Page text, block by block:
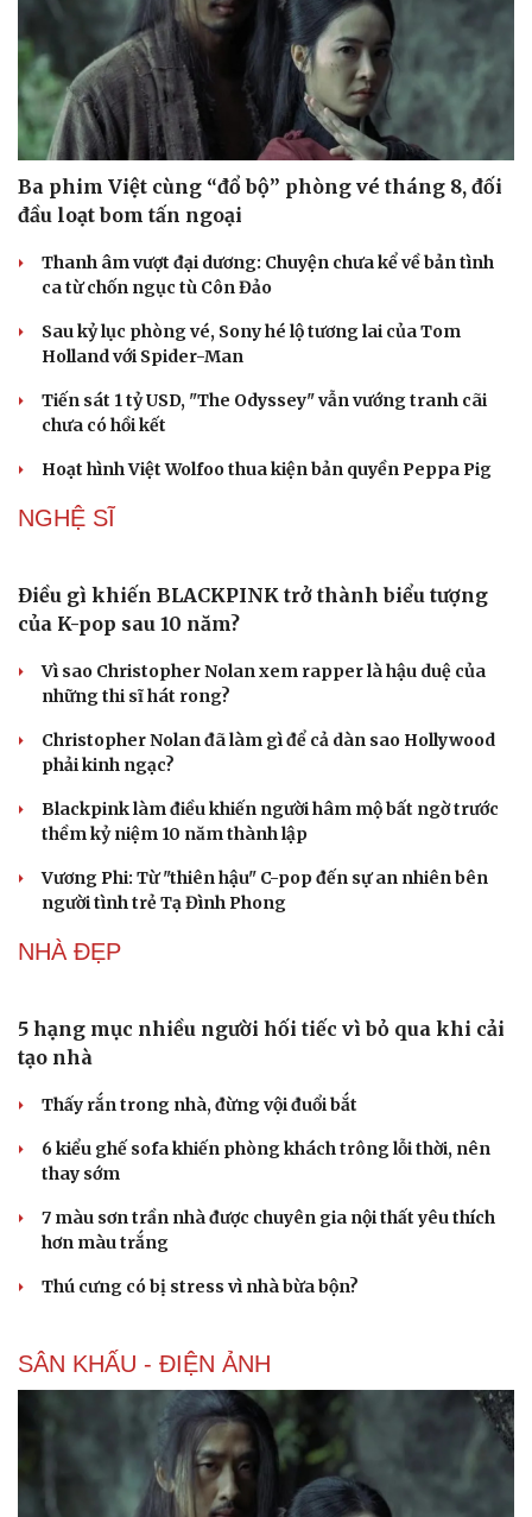
Văn hóa
Sân khấu - Điện ảnh
Văn học
Âm nhạc
Di sản
Thời trang
Podcast
Câu chuyện thời sự
Đọc truyện đêm khuya
Ba phim Việt cùng “đổ bộ” phòng vé tháng 8, đối
đầu loạt bom tấn ngoại
Thanh âm vượt đại dương: Chuyện chưa kể về bản tình
ca từ chốn ngục tù Côn Đảo
Sau kỷ lục phòng vé, Sony hé lộ tương lai của Tom
Holland với Spider-Man
Tiến sát 1 tỷ USD, "The Odyssey" vẫn vướng tranh cãi
chưa có hồi kết
Hoạt hình Việt Wolfoo thua kiện bản quyền Peppa Pig
NGHỆ SĨ
Điều gì khiến BLACKPINK trở thành biểu tượng
của K-pop sau 10 năm?
những thi sĩ hát rong?
phải kinh ngạc?
Blackpink làm điều khiến người hâm mộ bất ngờ trước
thềm kỷ niệm 10 năm thành lập
Vương Phi: Từ "thiên hậu" C-pop đến sự an nhiên bên
người tình trẻ Tạ Đình Phong
NHÀ ĐẸP